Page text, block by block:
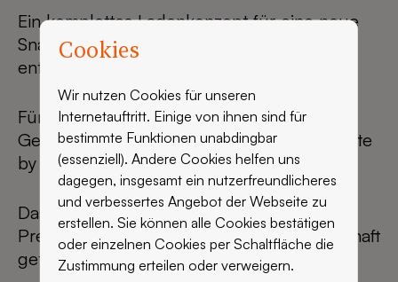
Ein komplettes Ladenkonzept für eine neue
Snack-Brand mit innovativem Hero Product
entwickeln? Auf jeden Fall!
Für die Valora Group durften wir die Shop-
Gestaltung für den weltweit ersten good bite
by Ditsch übernehmen.
Das Hero Product: die kleinen, fluffigen
Pretzel Bites, die wahlweise süß oder herzhaft
getoppt werden können.
Cookies
Wir nutzen Cookies für unseren
Internetauftritt. Einige von ihnen sind für
bestimmte Funktionen unabdingbar
(essenziell). Andere Cookies helfen uns
dagegen, insgesamt ein nutzerfreundlicheres
und verbessertes Angebot der Webseite zu
erstellen. Sie können alle Cookies bestätigen
oder einzelnen Cookies per Schaltfläche die
Zustimmung erteilen oder verweigern.